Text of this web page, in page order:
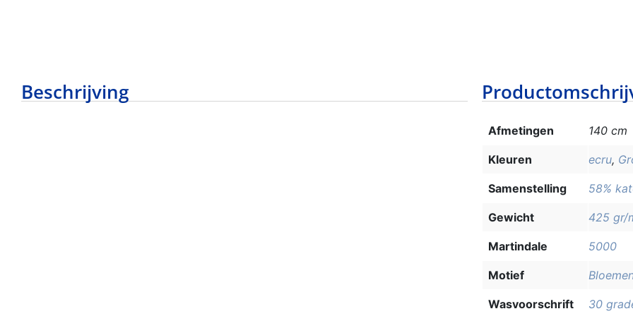
Beschrijving
Afmetingen 140 cm
Kleuren ecru,
Samenstelling 58%
Gewicht 425 gr/
Martindale 5000
Motief
Wasvoorschrift 30